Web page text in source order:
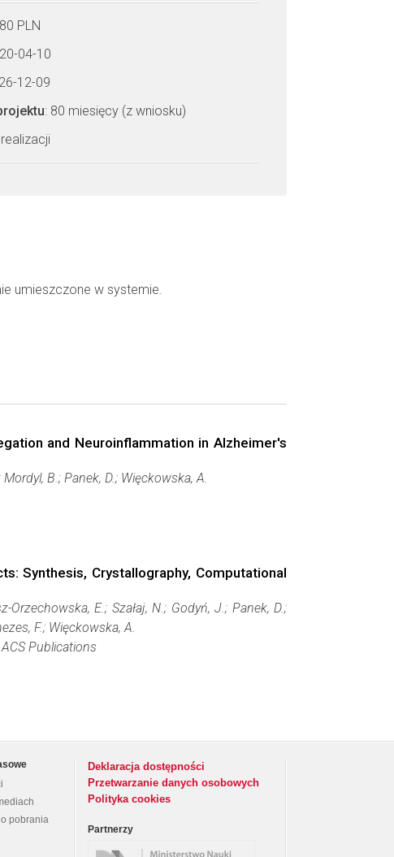
PLN
04-10
12-09
: 80 miesięcy (z wniosku)
umieszczone w systemie.
and Neuroinflammation in Alzheimer's
Mordyl, B.; Panek, D.; Więckowska, A.
Synthesis, Crystallography, Computational
Orzechowska, E.; Szałaj, N.; Godyń, J.; Panek, D.;
F.; Więckowska, A.
ACS Publications
pobrania
Deklaracja dostępności
Przetwarzanie danych osobowych
Polityka cookies
Partnerzy